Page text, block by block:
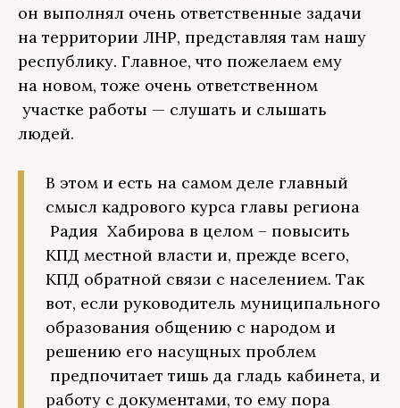
он выполнял очень ответственные задачи
на территории ЛНР, представляя там нашу
республику. Главное, что пожелаем ему
на новом, тоже очень ответственном
участке работы — слушать и слышать
людей.
В этом и есть на самом деле главный
смысл кадрового курса главы региона
Радия Хабирова в целом – повысить
КПД местной власти и, прежде всего,
КПД обратной связи с населением. Так
вот, если руководитель муниципального
образования общению с народом и
решению его насущных проблем
предпочитает тишь да гладь кабинета, и
работу с документами, то ему пора